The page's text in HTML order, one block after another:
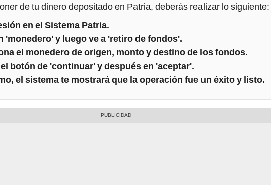
de tu dinero depositado en Patria, deberás realizar lo siguiente:
en el Sistema Patria.
'monedero' y luego ve a 'retiro de fondos'.
el monedero de origen, monto y destino de los fondos.
botón de 'continuar' y después en 'aceptar'.
el sistema te mostrará que la operación fue un éxito y listo.